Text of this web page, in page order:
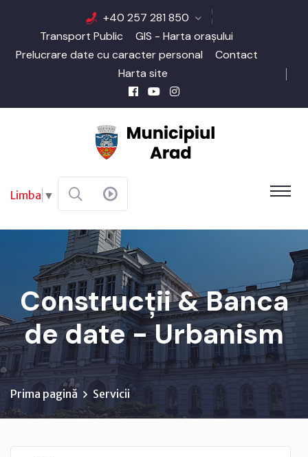
+40 257 281 850
Transport Public
GIS - Harta orașului
Prelucrare date cu caracter personal
Contact
Harta site
Limba ▼
Construcții & Banca
de date - Urbanism
Prima pagină Servicii